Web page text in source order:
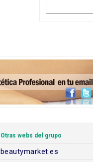
Otras webs del grupo
beautymarket.es